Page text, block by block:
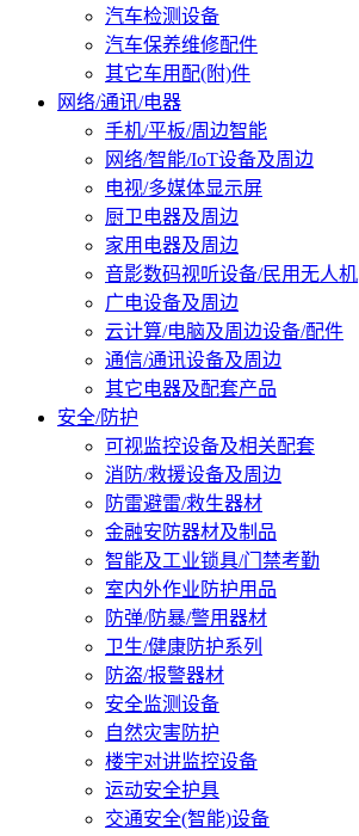
汽车检测设备
汽车保养维修配件
其它车用配(附)件
网络/通讯/电器
手机/平板/周边智能
网络/智能/IoT设备及周边
电视/多媒体显示屏
厨卫电器及周边
家用电器及周边
音影数码视听设备/民用无人机
广电设备及周边
云计算/电脑及周边设备/配件
通信/通讯设备及周边
其它电器及配套产品
安全/防护
可视监控设备及相关配套
消防/救援设备及周边
防雷避雷/救生器材
金融安防器材及制品
智能及工业锁具/门禁考勤
室内外作业防护用品
防弹/防暴/警用器材
卫生/健康防护系列
防盗/报警器材
安全监测设备
自然灾害防护
楼宇对讲监控设备
运动安全护具
交通安全(智能)设备